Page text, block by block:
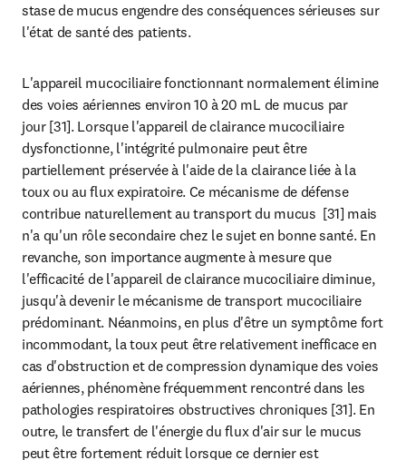
stase de mucus engendre des conséquences sérieuses sur
l'état de santé des patients.
L'appareil mucociliaire fonctionnant normalement élimine
des voies aériennes environ 10 à 20 mL de mucus par
jour [31]. Lorsque l'appareil de clairance mucociliaire
dysfonctionne, l'intégrité pulmonaire peut être
partiellement préservée à l'aide de la clairance liée à la
toux ou au flux expiratoire. Ce mécanisme de défense
contribue naturellement au transport du mucus  [31] mais
n'a qu'un rôle secondaire chez le sujet en bonne santé. En
revanche, son importance augmente à mesure que
l'efficacité de l'appareil de clairance mucociliaire diminue,
jusqu'à devenir le mécanisme de transport mucociliaire
prédominant. Néanmoins, en plus d'être un symptôme fort
incommodant, la toux peut être relativement inefficace en
cas d'obstruction et de compression dynamique des voies
aériennes, phénomène fréquemment rencontré dans les
pathologies respiratoires obstructives chroniques [31]. En
outre, le transfert de l'énergie du flux d'air sur le mucus
peut être fortement réduit lorsque ce dernier est